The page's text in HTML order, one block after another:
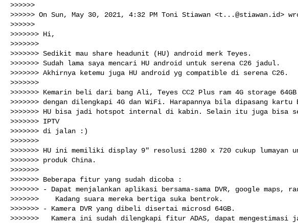
>>>>>>
>>>>>> On Sun, May 30, 2021, 4:32 PM Toni Stiawan <t...@stiawan.id>
>>>>>>
>>>>>>> Hi,
>>>>>>>
>>>>>>> Sedikit mau share headunit (HU) android merk Teyes.
>>>>>>> Sudah lama saya mencari HU android untuk serena C26 jadul.
>>>>>>> Akhirnya ketemu juga HU android yg compatible di serena C26.
>>>>>>>
>>>>>>> Kemarin beli dari bang Ali, Teyes CC2 Plus ram 4G storage 64GB
>>>>>>> dengan dilengkapi 4G dan WiFi. Harapannya bila dipasang kartu
>>>>>>> HU bisa jadi hotspot internal di kabin. Selain itu juga bisa
>>>>>>> IPTV
>>>>>>> di jalan :)
>>>>>>>
>>>>>>> HU ini memiliki display 9" resolusi 1280 x 720 cukup lumayan
>>>>>>> produk China.
>>>>>>>
>>>>>>> Beberapa fitur yang sudah dicoba :
>>>>>>> - Dapat menjalankan aplikasi bersama-sama DVR, google maps,
>>>>>>>    Kadang suara mereka bertiga suka bentrok.
>>>>>>> - Kamera DVR yang dibeli disertai microsd 64GB.
>>>>>>>   Kamera ini sudah dilengkapi fitur ADAS, dapat mengestimasi